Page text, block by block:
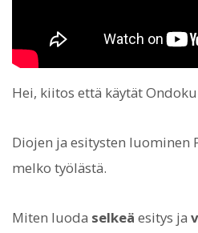
Hei, kiitos että käytät
Diojen ja esitysten luominen
melko työlästä.
Miten luoda selkeä esitys ja